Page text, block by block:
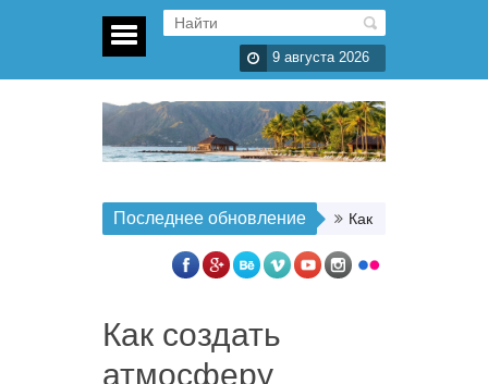
9 августа 2026
Последнее обновление Как организовать
Как создать
атмосферу